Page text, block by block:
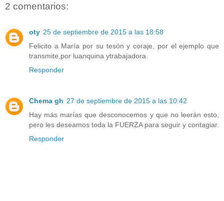
2 comentarios:
oty 25 de septiembre de 2015 a las 18:58
Felicito a María por su tesón y coraje, por el ejemplo que
transmite,por luanquina ytrabajadora.
Responder
Chema gh 27 de septiembre de 2015 a las 10:42
Hay más marías que desconocemos y que no leerán esto,
pero les deseamos toda la FUERZA para seguir y contagiar.
Responder